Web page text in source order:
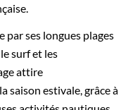
ses longues plages
surf et les
attire
saison estivale, grâce à